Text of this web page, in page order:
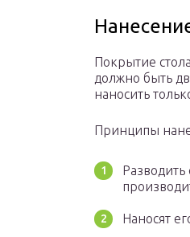
Покрытие
должно быть
наносить
Принципы
Наносят